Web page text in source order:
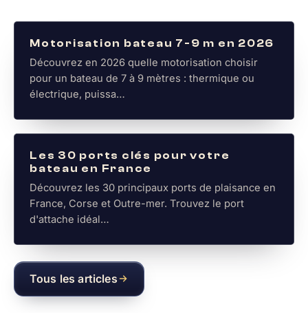
IMAGE IA
Motorisation bateau 7-9 m en 2026
Découvrez en 2026 quelle motorisation choisir
pour un bateau de 7 à 9 mètres : thermique ou
électrique, puissa…
IMAGE IA
Les 30 ports clés pour votre
bateau en France
Découvrez les 30 principaux ports de plaisance en
France, Corse et Outre-mer. Trouvez le port
d'attache idéal…
Tous les articles